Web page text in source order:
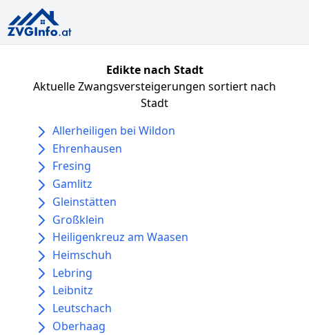
Edikte nach Stadt
Aktuelle Zwangsversteigerungen sortiert nach
Stadt
Allerheiligen bei Wildon
Ehrenhausen
Fresing
Gamlitz
Gleinstätten
Großklein
Heiligenkreuz am Waasen
Heimschuh
Lebring
Leibnitz
Leutschach
Oberhaag